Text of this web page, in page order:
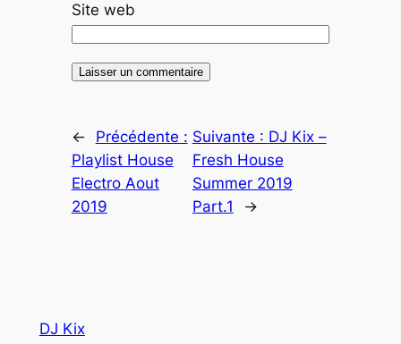
Site web
←
Précédente :
Playlist House
Electro Aout
2019
Suivante : DJ Kix –
Fresh House
Summer 2019
Part.1
→
DJ Kix